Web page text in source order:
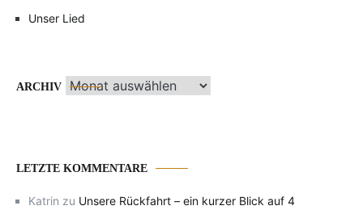
Unser Lied
ARCHIV Archiv
LETZTE KOMMENTARE
Katrin zu Unsere Rückfahrt – ein kurzer Blick auf 4